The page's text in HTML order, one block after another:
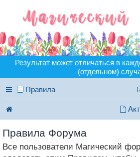
Результат может отличаться в
(отдельном)
Правила
Правила Форума
Все пользователи Магический